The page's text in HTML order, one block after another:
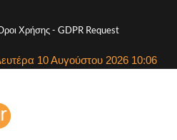
Χρήσης- GDPR Request
10 Αυγούστου 2026 10:06